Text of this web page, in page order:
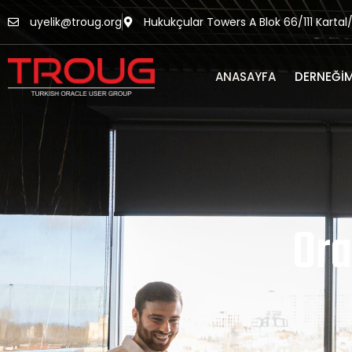
uyelik@troug.org Hukukçular Towers A Blok 66/111
ANASAYFA